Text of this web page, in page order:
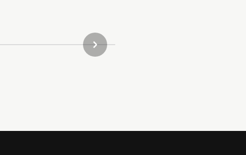
ARTICLE SUIVANT DE LA GALERIE